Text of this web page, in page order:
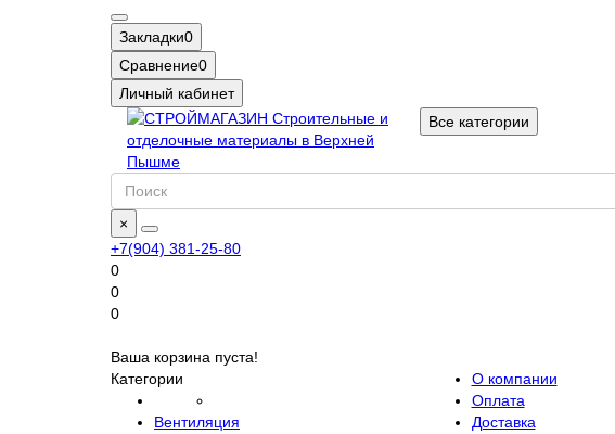
Закладки0
Сравнение0
Личный кабинет
Все категории
×
+7(904) 381-25-80
0
0
0
Ваша корзина пуста!
Категории
Вентиляция
О компании
Оплата
Доставка